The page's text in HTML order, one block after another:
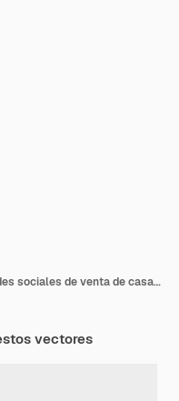
Banner de web de portada de redes sociales de venta de casas de bienes raíces
vectores